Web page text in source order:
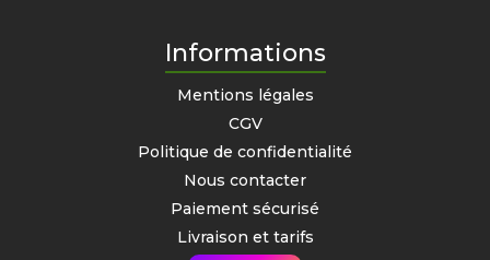
Informations
Mentions légales
CGV
Politique de confidentialité
Nous contacter
Paiement sécurisé
Livraison et tarifs